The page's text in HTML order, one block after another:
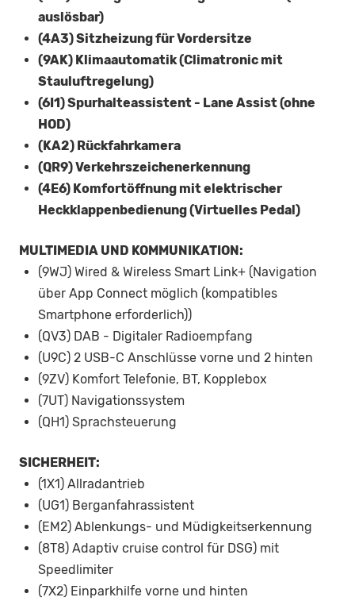
auslösbar)
(4A3) Sitzheizung für Vordersitze
(9AK) Klimaautomatik (Climatronic mit
Stauluftregelung)
(6I1) Spurhalteassistent - Lane Assist (ohne
HOD)
(KA2) Rückfahrkamera
(QR9) Verkehrszeichenerkennung
(4E6) Komfortöffnung mit elektrischer
Heckklappenbedienung (Virtuelles Pedal)
MULTIMEDIA UND KOMMUNIKATION:
(9WJ) Wired & Wireless Smart Link+ (Navigation
über App Connect möglich (kompatibles
Smartphone erforderlich))
(QV3) DAB - Digitaler Radioempfang
(U9C) 2 USB-C Anschlüsse vorne und 2 hinten
(9ZV) Komfort Telefonie, BT, Kopplebox
(7UT) Navigationssystem
(QH1) Sprachsteuerung
SICHERHEIT:
(1X1) Allradantrieb
(UG1) Berganfahrassistent
(EM2) Ablenkungs- und Müdigkeitserkennung
(8T8) Adaptiv cruise control für DSG) mit
Speedlimiter
(7X2) Einparkhilfe vorne und hinten